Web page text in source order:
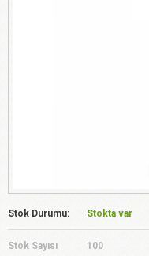
Stok Durumu: Stokta var
Stok Sayısı 100